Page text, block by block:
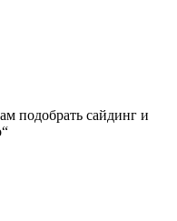
подобрать сайдинг и